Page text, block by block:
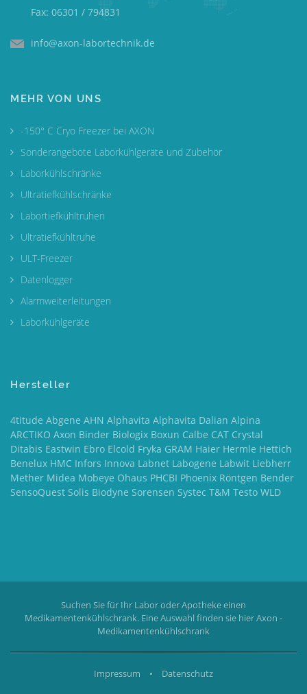
Fax: 06301 / 794831
info@axon-labortechnik.de
MEHR VON UNS
-150° C Cryo Freezer bei AXON
Sonderangebote Laborkühlgeräte und Zubehör
Laborkühlschränke
Ultratiefkühlschränke
Labortiefkühltruhen
Ultratiefkühltruhe
ULT-Freezer
Datenlogger
Alarmweiterleitungen
Laborkühlgeräte
Hersteller
4titude Abgene AHN Alphavita Alphavita Dalian Alpina
ARCTIKO Axon Binder Biologix Boxun Calbe CAT Crystal
Ditabis Eastwin Ebro Elcold Fryka GRAM Haier Hermle Hettich
Benelux HMC Infors Innova Labnet Labogene Labwit Liebherr
Mether Midea Mobeye Ohaus PHCBI Phoenix Röntgen Bender
SensoQuest Solis Biodyne Sorensen Systec T&M Testo WLD
Suchen Sie für Ihr Labor oder Apotheke einen
Medikamentenkühlschrank. Eine Auswahl finden sie hierAxon -
Medikamentenkühlschrank
Impressum • Datenschutz